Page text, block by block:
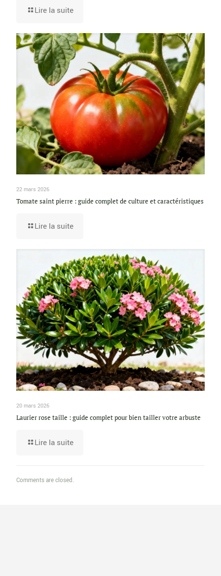
Lire la suite
22 mars 2026
Tomate saint pierre : guide complet de culture et caractéristiques
Lire la suite
20 mars 2026
Laurier rose taille : guide complet pour bien tailler votre arbuste
Lire la suite
Comments are closed.